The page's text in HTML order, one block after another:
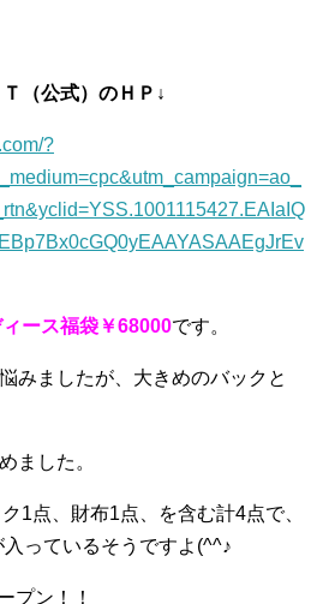
（公式）のＨＰ↓
?
ィース福袋￥68000です。
みましたが、大きめのバックと
ました。
1点、財布1点、を含む計4点で、
っているそうですよ(^^♪
プン！！